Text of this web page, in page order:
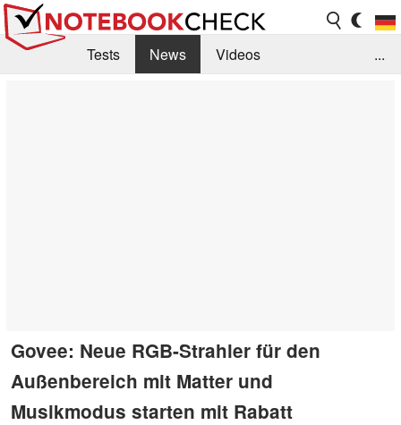
Tests News
Videos
...
Govee: Neue RGB-Strahler für den
Außenbereich mit Matter und
Musikmodus starten mit Rabatt